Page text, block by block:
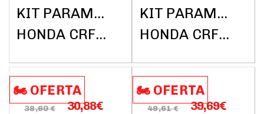
KIT PARAMANOS BARKBUSTERS (SIN BARRAS)
HONDA CRF1000L AFRICA TWIN DCT ABS 2018
KIT PARAMANOS BARKBUSTERS (SIN BARRAS)
HONDA CRF1000L AFRICA TWIN DCT ABS 2018
🏍️​​ OFERTA
38,60 € 30,88€
🏍️​​ OFERTA
49,61 € 39,69€